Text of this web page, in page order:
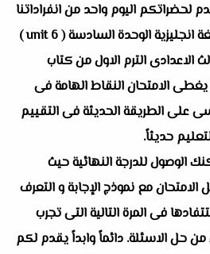
لحضراتكم اليوم واحد من انفراداتنا
التعليمية ألا وهو إمتحان لغة انجليزية الوحدة السادسة ( unit 6 )
الاعدادى الترم الاول من كتاب
الامتحان النقاط الهامة فى
على الطريقة الحديثة فى التقييم
حديثاً.
الوصول للدرجة النهائية حيث
مع نموذج الإجابة و التعرف
فى المرة التالية التى تجرب
من حل الاسئلة. دائماً وابداً يقدم لكم